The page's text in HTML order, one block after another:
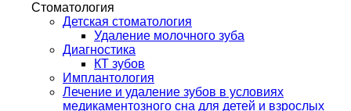
Стоматология
Детская стоматология
Удаление молочного зуба
Диагностика
КТ зубов
Имплантология
Лечение и удаление зубов в условиях
медикаментозного сна для детей и взрослых